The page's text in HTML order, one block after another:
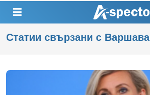
Статии свързани с Варшава